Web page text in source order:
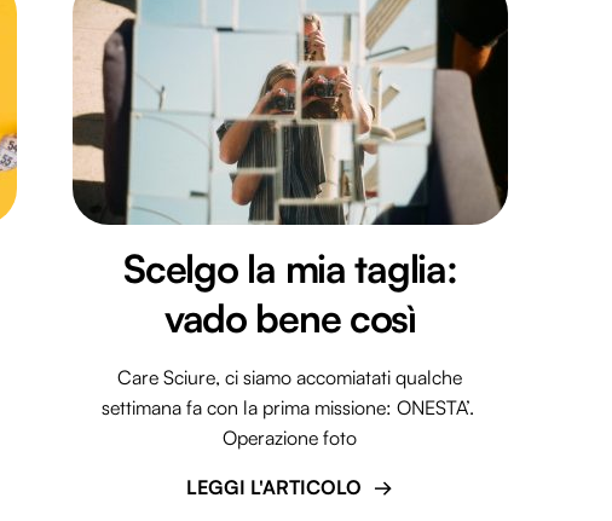
Scelgo la mia taglia:
vado bene così
Care Sciure, ci siamo accomiatati qualche
settimana fa con la prima missione: ONESTA’.
Operazione foto
LEGGI L'ARTICOLO